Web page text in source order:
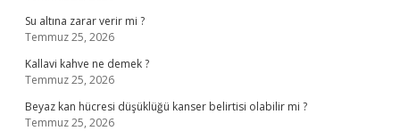
Su altına zarar verir mi ?
Temmuz 25, 2026
Kallavi kahve ne demek ?
Temmuz 25, 2026
Beyaz kan hücresi düşüklüğü kanser belirtisi olabilir mi ?
Temmuz 25, 2026